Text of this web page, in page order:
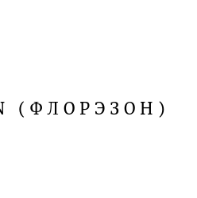
(ФЛОРЭЗОН)